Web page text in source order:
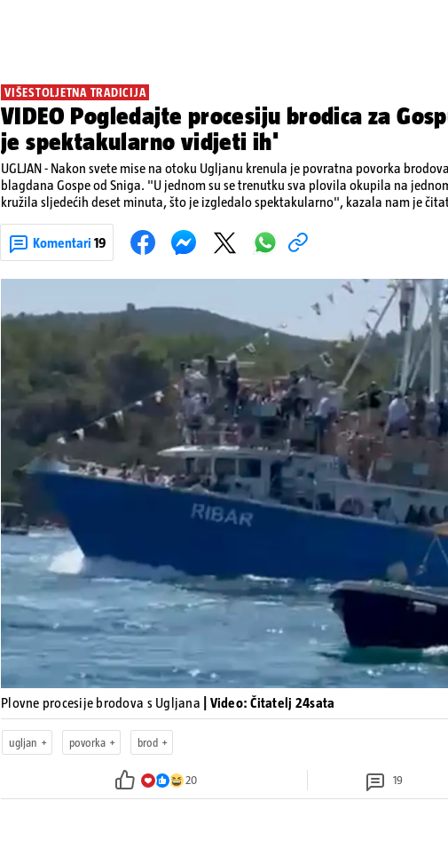
VIŠESTOLJETNA TRADICIJA
VIDEO Pogledajte procesiju brodica za
je spektakularno vidjeti ih'
UGLJAN - Nakon svete mise na otoku Ugljanu krenula je povratna povorka
blagdana Gospe od Sniga. "U jednom su se trenutku sva plovila okupila na
kružila sljedećih deset minuta, što je izgledalo spektakularno", kazala nam je
upaljenim bakljama. Na nekim su brodovima bili svirači, što je dodatno pridonijelo živosti
višestoljetnoj tradiciji, koja se neprekidno održava od 1514. godine. U sklopu
Komentari 19
Pokretanje videa...
Plovne procesije brodova s Ugljana | Video: Čitatelj 24sata
ugljan povorka brod
20 19